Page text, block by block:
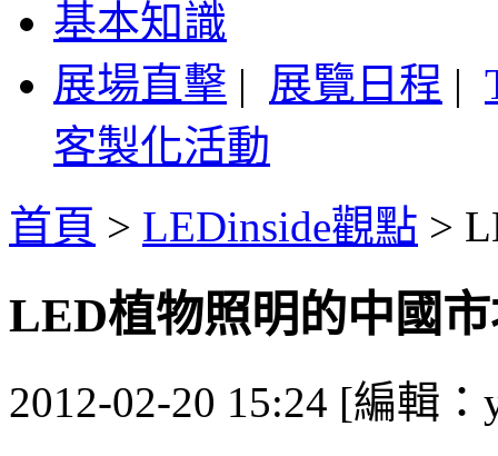
基本知識
展場直擊 | 展覽日程 |
客製化活動
首頁 > LEDinside觀點 >
LED植物照明的中國
2012-02-20 15:24 [編輯：